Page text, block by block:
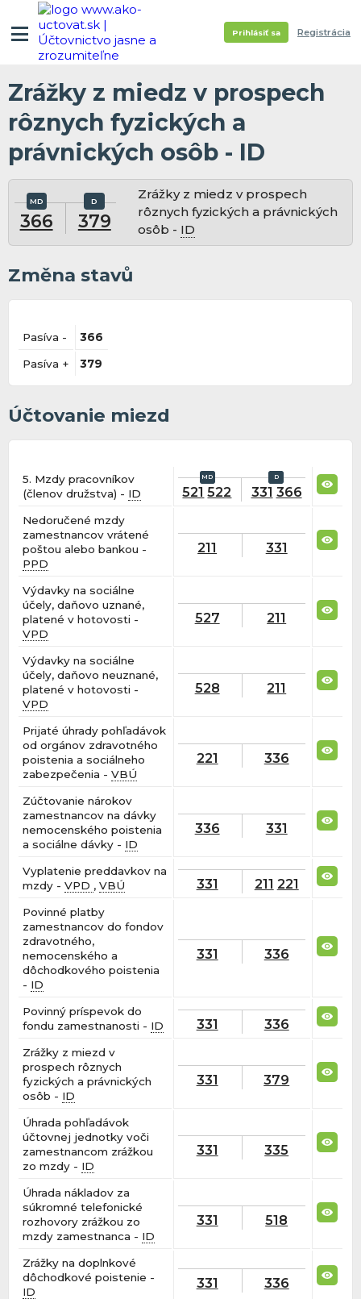
Prihlásiť sa Registrácia
Zrážky z miedz v prospech
rôznych fyzických a
právnických osôb - ID
366 379
Zrážky z miedz v prospech
rôznych fyzických a právnických
osôb - ID
Změna stavů
Pasíva - 366
Pasíva + 379
Účtovanie miezd
5. Mzdy pracovníkov
(členov družstva) - ID 521 522 331 366
Nedoručené mzdy
zamestnancov vrátené
poštou alebo bankou -
PPD
211 331
Výdavky na sociálne
účely, daňovo uznané,
platené v hotovosti -
VPD
527 211
Výdavky na sociálne
účely, daňovo neuznané,
platené v hotovosti -
VPD
528 211
Prijaté úhrady pohľadávok
od orgánov zdravotného
poistenia a sociálneho
zabezpečenia -VBÚ
221 336
Zúčtovanie nárokov
zamestnancov na dávky
nemocenského poistenia
a sociálne dávky - ID
336 331
Vyplatenie preddavkov na
mzdy -VPD ,VBÚ 331 211 221
Povinné platby
zamestnancov do fondov
zdravotného,
nemocenského a
dôchodkového poistenia
- ID
331 336
Povinný príspevok do
fondu zamestnanosti - ID 331 336
Zrážky z miezd v
prospech rôznych
fyzických a právnických
osôb - ID
331 379
Úhrada pohľadávok
účtovnej jednotky voči
zamestnancom zrážkou
zo mzdy - ID
331 335
Úhrada nákladov za
súkromné telefonické
rozhovory zrážkou zo
mzdy zamestnanca - ID
331 518
Zrážky na doplnkové
dôchodkové poistenie -
ID
331 336